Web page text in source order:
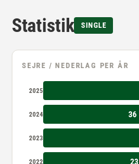
Statistik SINGLE
SEJRE / NEDERLAG PER ÅR
2025
2024 36
2023
2022 23